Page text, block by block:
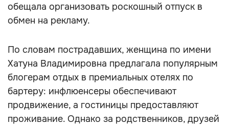
обещала организовать роскошный отпуск в
обмен на рекламу.
По словам пострадавших, женщина по имени
Хатуна Владимировна предлагала популярным
блогерам отдых в премиальных отелях по
бартеру: инфлюенсеры обеспечивают
продвижение, а гостиницы предоставляют
проживание. Однако за родственников, друзей